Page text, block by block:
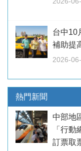
台中10
補助提
2026-
熱門新聞
中部地
「行
訂票取